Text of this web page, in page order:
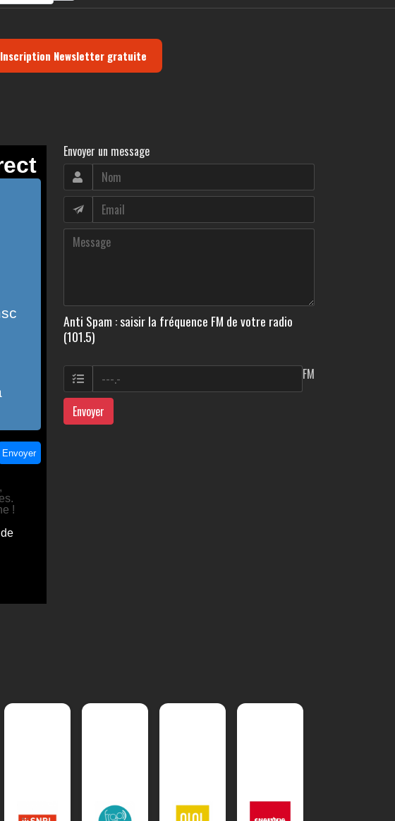
Inscription Newsletter gratuite
Envoyer un message
Anti Spam : saisir la fréquence FM de votre radio
(101.5)
FM
Envoyer